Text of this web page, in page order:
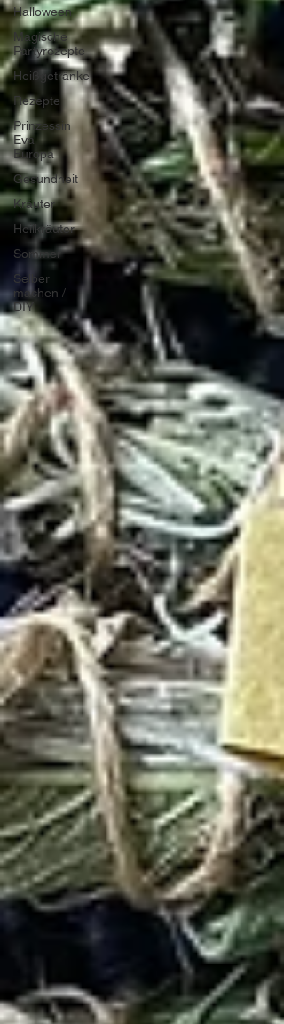
Halloween
Magische
Partyrezepte
Heißgetränke
Rezepte
Prinzessin
Eva
Europa
Gesundheit
Kräuter
Heilkräuter
Sommer
Selber
machen /
DIY